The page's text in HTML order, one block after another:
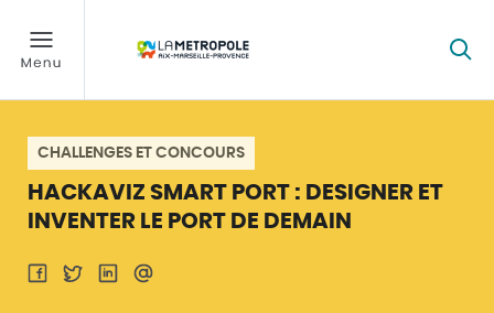
CHALLENGES ET CONCOURS
HACKAVIZ SMART PORT : DESIGNER ET
INVENTER LE PORT DE DEMAIN